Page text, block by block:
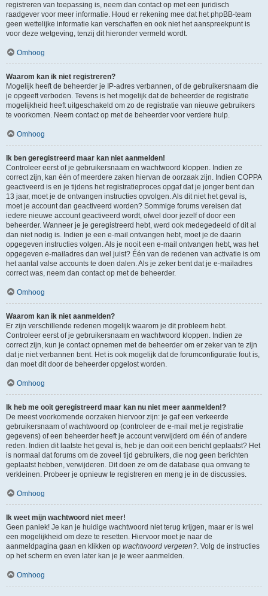
registreren van toepassing is, neem dan contact op met een juridisch
raadgever voor meer informatie. Houd er rekening mee dat het phpBB-team
geen wettelijke informatie kan verschaffen en ook niet het aanspreekpunt is
voor deze wetgeving, tenzij dit hieronder vermeld wordt.
Omhoog
Waarom kan ik niet registreren?
Mogelijk heeft de beheerder je IP-adres verbannen, of de gebruikersnaam die
je opgeeft verboden. Tevens is het mogelijk dat de beheerder de registratie
mogelijkheid heeft uitgeschakeld om zo de registratie van nieuwe gebruikers
te voorkomen. Neem contact op met de beheerder voor verdere hulp.
Omhoog
Ik ben geregistreerd maar kan niet aanmelden!
Controleer eerst of je gebruikersnaam en wachtwoord kloppen. Indien ze
correct zijn, kan één of meerdere zaken hiervan de oorzaak zijn. Indien COPPA
geactiveerd is en je tijdens het registratieproces opgaf dat je jonger bent dan
13 jaar, moet je de ontvangen instructies opvolgen. Als dit niet het geval is,
moet je account dan geactiveerd worden? Sommige forums vereisen dat
iedere nieuwe account geactiveerd wordt, ofwel door jezelf of door een
beheerder. Wanneer je je geregistreerd hebt, werd ook medegedeeld of dit al
dan niet nodig is. Indien je een e-mail ontvangen hebt, moet je de daarin
opgegeven instructies volgen. Als je nooit een e-mail ontvangen hebt, was het
opgegeven e-mailadres dan wel juist? Één van de redenen van activatie is om
het aantal valse accounts te doen dalen. Als je zeker bent dat je e-mailadres
correct was, neem dan contact op met de beheerder.
Omhoog
Waarom kan ik niet aanmelden?
Er zijn verschillende redenen mogelijk waarom je dit probleem hebt.
Controleer eerst of je gebruikersnaam en wachtwoord kloppen. Indien ze
correct zijn, kun je contact opnemen met de beheerder om er zeker van te zijn
dat je niet verbannen bent. Het is ook mogelijk dat de forumconfiguratie fout is,
dan moet dit door de beheerder opgelost worden.
Omhoog
Ik heb me ooit geregistreerd maar kan nu niet meer aanmelden!?
De meest voorkomende oorzaken hiervoor zijn: je gaf een verkeerde
gebruikersnaam of wachtwoord op (controleer de e-mail met je registratie
gegevens) of een beheerder heeft je account verwijderd om één of andere
reden. Indien dit laatste het geval is, heb je dan ooit een bericht geplaatst? Het
is normaal dat forums om de zoveel tijd gebruikers, die nog geen berichten
geplaatst hebben, verwijderen. Dit doen ze om de database qua omvang te
verkleinen. Probeer je opnieuw te registreren en meng je in de discussies.
Omhoog
Ik weet mijn wachtwoord niet meer!
Geen paniek! Je kan je huidige wachtwoord niet terug krijgen, maar er is wel
een mogelijkheid om deze te resetten. Hiervoor moet je naar de
aanmeldpagina gaan en klikken op wachtwoord vergeten?. Volg de instructies
op het scherm en even later kan je je weer aanmelden.
Omhoog